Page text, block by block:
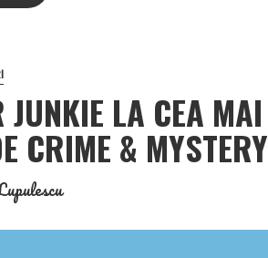
LA CEA MAI
CRIME & MYSTERY